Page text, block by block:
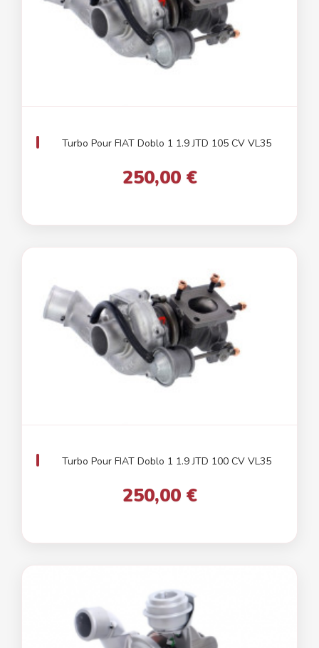
Turbo Pour FIAT Doblo 1 1.9 JTD 105 CV VL35
250,00 €
Turbo Pour FIAT Doblo 1 1.9 JTD 100 CV VL35
250,00 €